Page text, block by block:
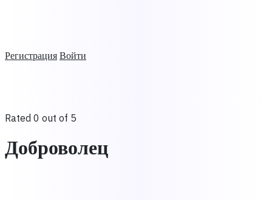
Регистрация Войти
Rated 0 out of 5
Доброволец